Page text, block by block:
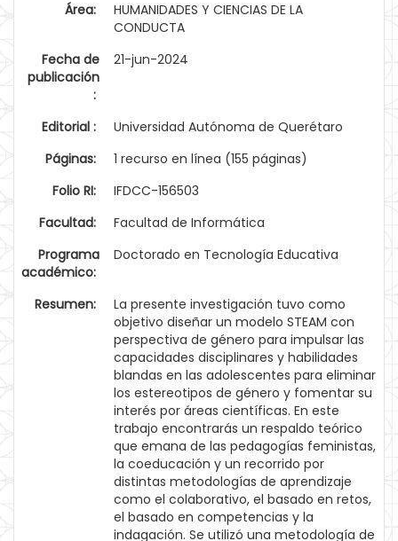
Área:
HUMANIDADES Y CIENCIAS DE LA
CONDUCTA
Fecha de
publicación
:
21-jun-2024
Editorial :
Universidad Autónoma de Querétaro
Páginas:
1 recurso en línea (155 páginas)
Folio RI:
IFDCC-156503
Facultad:
Facultad de Informática
Programa
académico:
Doctorado en Tecnología Educativa
Resumen:
La presente investigación tuvo como
objetivo diseñar un modelo STEAM con
perspectiva de género para impulsar las
capacidades disciplinares y habilidades
blandas en las adolescentes para eliminar
los estereotipos de género y fomentar su
interés por áreas científicas. En este
trabajo encontrarás un respaldo teórico
que emana de las pedagogías feministas,
la coeducación y un recorrido por
distintas metodologías de aprendizaje
como el colaborativo, el basado en retos,
el basado en competencias y la
indagación. Se utilizó una metodología de